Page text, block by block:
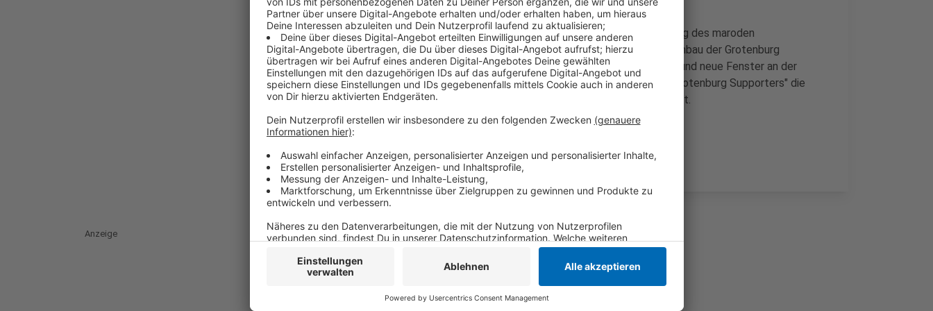
In dieser Woche muss die Stadt noch einen Antrag für die Nutzung des maroden
Fußballstadions nachreichen. In den nächsten Wochen soll der Umbau der Grotenburg
weitergehen. Unter anderem sollen eine neue Gasleitung verlegt und neue Fenster an der
Südtribüne eingebaut werden. Außerdem will die Fan-Initiative "Grotenburg Supporters" die
Geländer anstreichen und neue Sitzschalen anbringen, so die Stadt.
Anzeige